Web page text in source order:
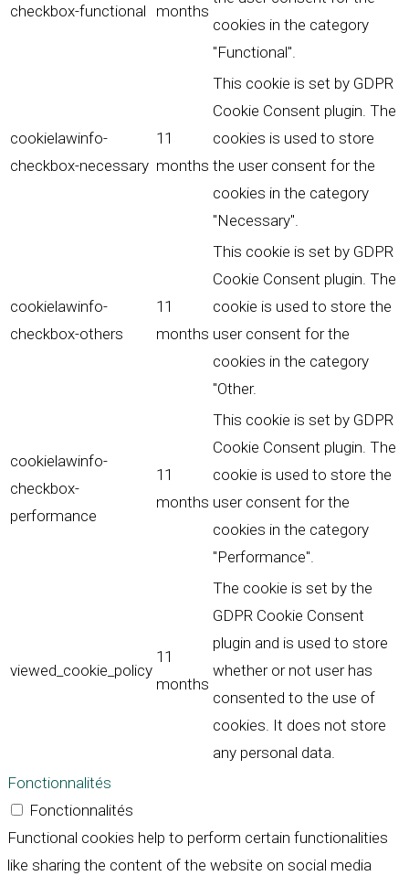
checkbox-functional months
cookies in the category
"Functional".
cookielawinfo-
checkbox-necessary
11
months
This cookie is set by GDPR
Cookie Consent plugin. The
cookies is used to store
the user consent for the
cookies in the category
"Necessary".
cookielawinfo-
checkbox-others
11
months
This cookie is set by GDPR
Cookie Consent plugin. The
cookie is used to store the
user consent for the
cookies in the category
"Other.
cookielawinfo-
checkbox-
performance
11
months
This cookie is set by GDPR
Cookie Consent plugin. The
cookie is used to store the
user consent for the
cookies in the category
"Performance".
viewed_cookie_policy
11
months
The cookie is set by the
GDPR Cookie Consent
plugin and is used to store
whether or not user has
consented to the use of
cookies. It does not store
any personal data.
Fonctionnalités
Fonctionnalités
Functional cookies help to perform certain functionalities
like sharing the content of the website on social media